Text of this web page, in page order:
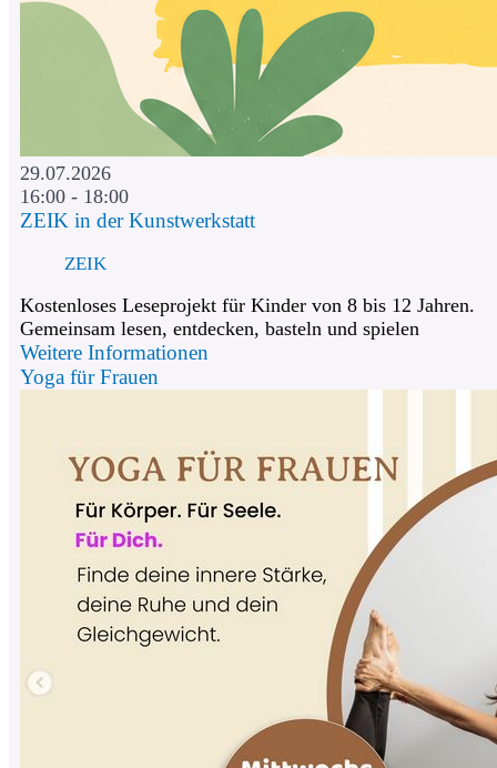
29.07.2026
16:00 - 18:00
ZEIK in der Kunstwerkstatt
ZEIK
Kostenloses Leseprojekt für Kinder von 8 bis 12 Jahren.
Gemeinsam lesen, entdecken, basteln und spielen
Weitere Informationen
Yoga für Frauen